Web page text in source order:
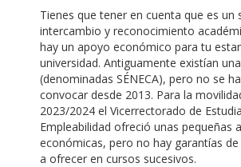
Tienes que tener en cuenta que es un
intercambio y reconocimiento
hay un apoyo económico para tu
universidad. Antiguamente existían
(denominadas SÉNECA), pero no se
convocar desde 2013. Para la
2023/2024 el Vicerrectorado de
Empleabilidad ofreció unas pequeñas
económicas, pero no hay garantías de
a ofrecer en cursos sucesivos.